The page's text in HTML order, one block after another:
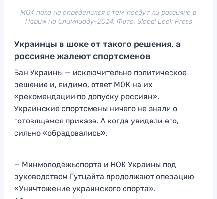
МОК пока не определился с тем, поедут ли россияне в
Париж на Олимпиаду-2024. Фото: Global Look Press
Украинцы в шоке от такого решения, а
россияне жалеют спортсменов
Бан Украины — исключительно политическое
решение и, видимо, ответ МОК на их
«рекомендации по допуску россиян».
Украинские спортсмены ничего не знали о
готовящемся приказе. А когда увидели его,
сильно «обрадовались».
— Минмолодежьспорта и НОК Украины под
руководством Гутцайта продолжают операцию
«Уничтожение украинского спорта».